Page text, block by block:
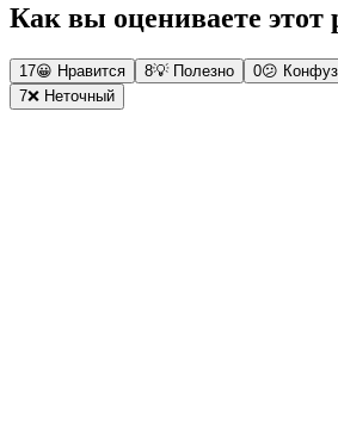
Как вы оцениваете этот
17😀 Нравится 8💡 Полезно 0😕 Конфуз
7❌ Неточный